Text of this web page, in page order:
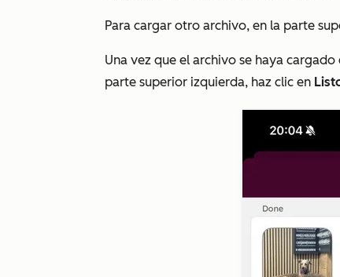
Para cargar otro archivo, en la parte
Una vez que el archivo se haya
parte superior izquierda, haz clic en